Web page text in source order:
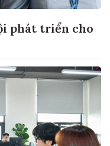
phát triển cho